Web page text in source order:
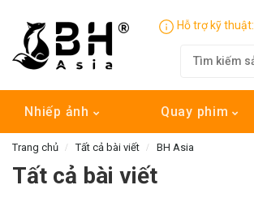
Hỗ trợ kỹ thuật:
Nhiếp ảnh Quay phim
Trang chủ Tất cả bài viết BH Asia
Tất cả bài viết